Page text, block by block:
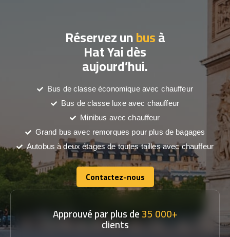
Réservez unbusà
Hat Yai dès
aujourd’hui.
Bus de classe économique avec chauffeur
Bus de classe luxe avec chauffeur
Minibus avec chauffeur
Grand bus avec remorques pour plus de bagages
Autobus à deux étages de toutes tailles avec chauffeur
Contactez-nous
Contactez-nous
Approuvé par plus de35 000+
clients